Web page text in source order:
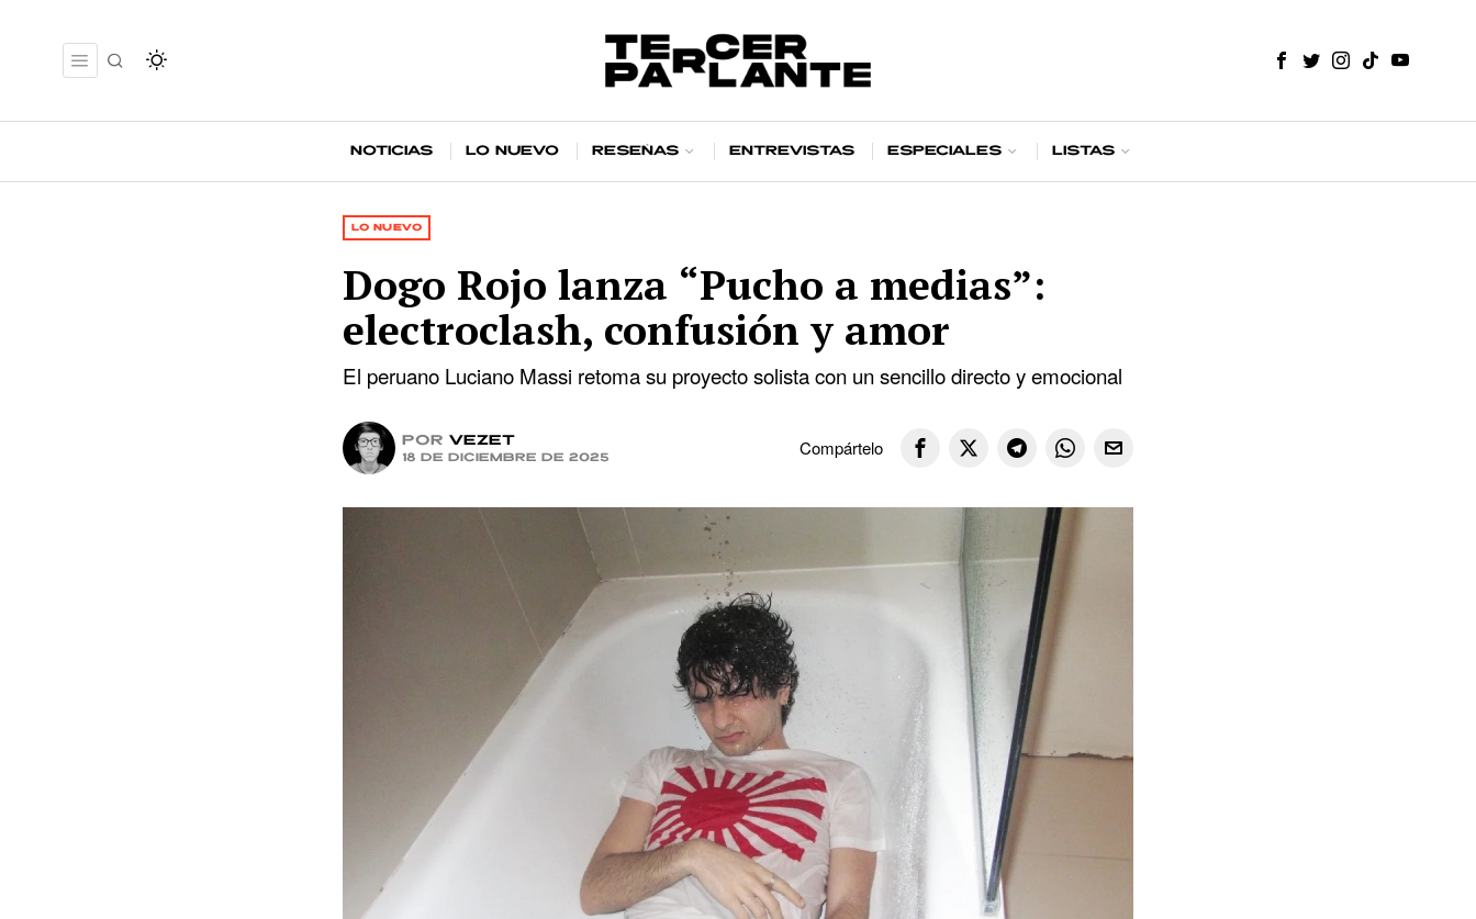
Noticias Lo nuevo Reseñas Entrevistas Especiales Listas
LO NUEVO
Dogo Rojo lanza “Pucho a medias”:
electroclash, confusión y amor
El peruano Luciano Massi retoma su proyecto solista con un sencillo directo y emocional
por Vezet
18 de diciembre de 2025 Compártelo